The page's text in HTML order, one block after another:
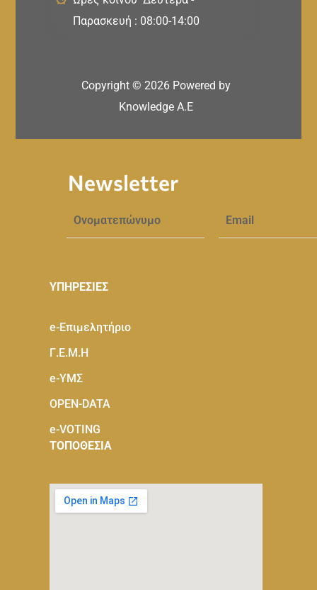
Παρασκευή : 08:00-14:00
Copyright © 2026 Powered by
Knowledge A.E
Newsletter
ΥΠΗΡΕΣΙΕΣ
e-Eπιμελητήριο
Γ.Ε.Μ.Η
e-ΥΜΣ
OPEN-DATA
e-VOTING
ΤΟΠΟΘΕΣΙΑ